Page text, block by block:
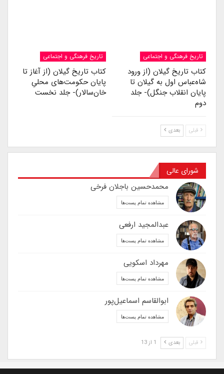
تاریخ فرهنگی و اجتماعی
کتاب تاریخ گیلان (از ورود
شاه‌عباس اول به گیلان تا
پایان انقلاب جنگل)- جلد
دوم
تاریخ فرهنگی و اجتماعی
کتاب تاریخ گیلان (از آغاز تا
پایان حکومت‌های محلیِ
خان‌سالار)- جلد نخست
قبلی بعدی
شورای عالی
محمدحسین باجلان فرخی
مشاهده تمام پست‌ها
عبدالمجید ارفعی
مشاهده تمام پست‌ها
مهرداد اسکویی
مشاهده تمام پست‌ها
ابوالقاسم اسماعیل‌پور
مشاهده تمام پست‌ها
قبلی بعدی